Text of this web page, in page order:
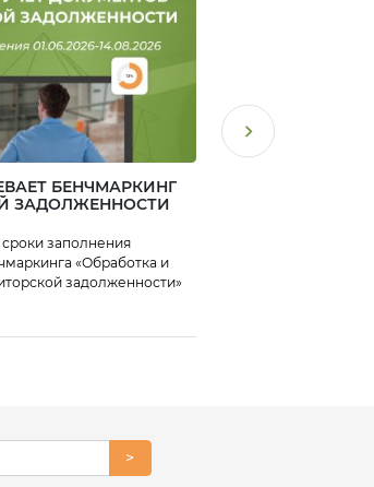
БЕНЧМАРКИНГ
ЗАДОЛЖЕННОСТИ
заполнения
задолженности»
>